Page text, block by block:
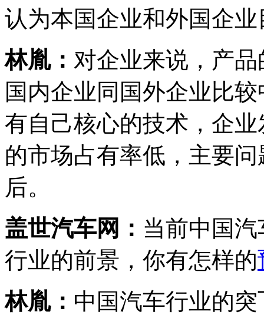
认为本国企业和外国企
林胤： 对企业来说，产
国内企业同国外企业比
有自己核心的技术，企
的市场占有率低，主要
后。
盖世汽车网： 当前中国
行业的前景，你有怎样的
林胤： 中国汽车行业的